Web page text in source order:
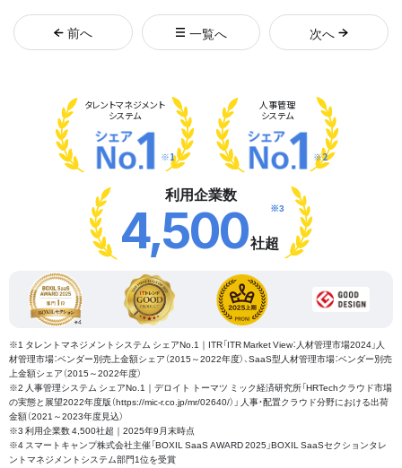
前へ 一覧へ 次へ
タレントマネジメント
システム
※1
人事管理
システム
※2
利用企業数
4,500社超
※3
※1 タレントマネジメントシステム シェアNo.1｜ITR「ITR Market View：人材管理市場2024」人
材管理市場：ベンダー別売上金額シェア（2015～2022年度）、SaaS型人材管理市場：ベンダー別売
上金額シェア（2015～2022年度）
※2 人事管理システム シェアNo.1｜デロイト トーマツ ミック経済研究所「HRTechクラウド市場
の実態と展望2022年度版（https://mic-r.co.jp/mr/02640/）」 人事・配置クラウド分野における出荷
金額（2021～2023年度見込）
※3 利用企業数 4,500社超｜2025年9月末時点
※4 スマートキャンプ株式会社主催「BOXIL SaaS AWARD 2025」BOXIL SaaSセクションタレ
ントマネジメントシステム部門1位を受賞